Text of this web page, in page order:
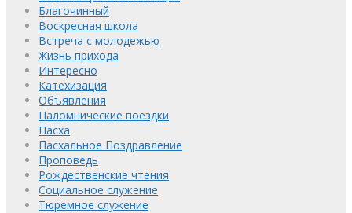
Благочинный
Воскресная школа
Встреча с молодежью
Жизнь прихода
Интересно
Катехизация
Объявления
Паломнические поездки
Пасха
Пасхальное Поздравление
Проповедь
Рождественские чтения
Социальное служение
Тюремное служение